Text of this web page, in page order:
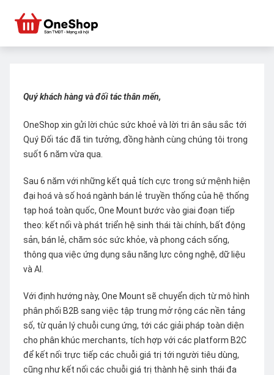
Quý khách hàng và đối tác thân mến,
OneShop xin gửi lời chúc sức khoẻ và lời tri ân sâu sắc tới
Quý Đối tác đã tin tưởng, đồng hành cùng chúng tôi trong
suốt 6 năm vừa qua.
Sau 6 năm với những kết quả tích cực trong sứ mệnh hiện
đại hoá và số hoá ngành bán lẻ truyền thống của hệ thống
tạp hoá toàn quốc, One Mount bước vào giai đoạn tiếp
theo: kết nối và phát triển hệ sinh thái tài chính, bất động
sản, bán lẻ, chăm sóc sức khỏe, và phong cách sống,
thông qua việc ứng dụng sâu năng lực công nghệ, dữ liệu
và AI.
Với định hướng này, One Mount sẽ chuyển dịch từ mô hình
phân phối B2B sang việc tập trung mở rộng các nền tảng
số, từ quản lý chuỗi cung ứng, tới các giải pháp toàn diện
cho phân khúc merchants, tích hợp với các platform B2C
để kết nối trực tiếp các chuỗi giá trị tới người tiêu dùng,
cũng như kết nối các chuỗi giá trị thành hệ sinh thái đa